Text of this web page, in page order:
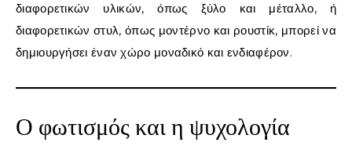
διαφορετικών υλικών, όπως ξύλο και μέταλλο, ή
διαφορετικών στυλ, όπως μοντέρνο και ρουστίκ, μπορεί να
δημιουργήσει έναν χώρο μοναδικό και ενδιαφέρον.
Ο φωτισμός και η ψυχολογία